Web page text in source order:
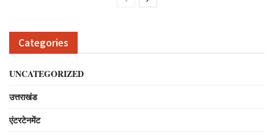
Categories
UNCATEGORIZED
उत्तराखंड
एंटरटेनमेंट